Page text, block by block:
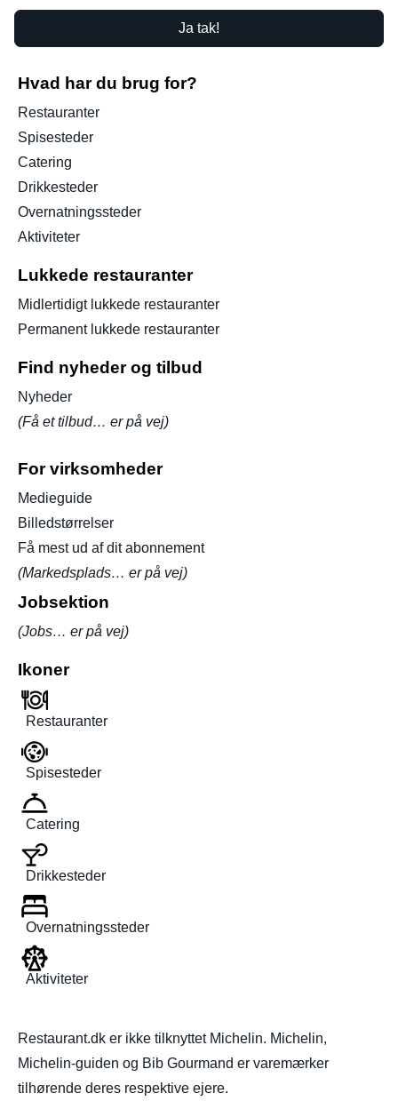
Ja tak!
Hvad har du brug for?
Restauranter
Spisesteder
Catering
Drikkesteder
Overnatningssteder
Aktiviteter
Lukkede restauranter
Midlertidigt lukkede restauranter
Permanent lukkede restauranter
Find nyheder og tilbud
Nyheder
(Få et tilbud… er på vej)
For virksomheder
Medieguide
Billedstørrelser
Få mest ud af dit abonnement
(Markedsplads… er på vej)
Jobsektion
(Jobs… er på vej)
Ikoner
Restauranter
Spisesteder
Catering
Drikkesteder
Overnatningssteder
Aktiviteter
Restaurant.dk er ikke tilknyttet Michelin. Michelin,
Michelin-guiden og Bib Gourmand er varemærker
tilhørende deres respektive ejere.